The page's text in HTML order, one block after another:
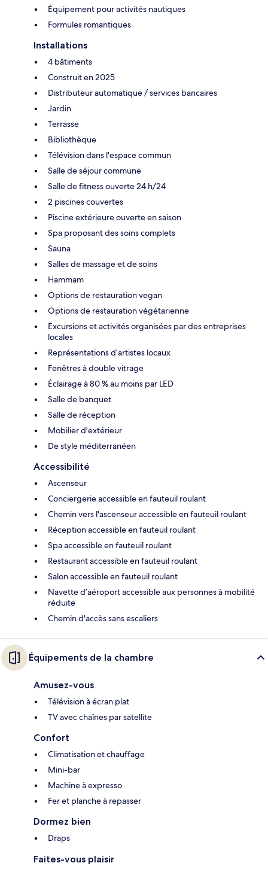
Équipement pour activités nautiques
Formules romantiques
Installations
4 bâtiments
Construit en 2025
Distributeur automatique / services bancaires
Jardin
Terrasse
Bibliothèque
Télévision dans l'espace commun
Salle de séjour commune
Salle de fitness ouverte 24 h/24
2 piscines couvertes
Piscine extérieure ouverte en saison
Spa proposant des soins complets
Sauna
Salles de massage et de soins
Hammam
Options de restauration vegan
Options de restauration végétarienne
Excursions et activités organisées par des entreprises
locales
Représentations d’artistes locaux
Fenêtres à double vitrage
Éclairage à 80 % au moins par LED
Salle de banquet
Salle de réception
Mobilier d'extérieur
De style méditerranéen
Accessibilité
Ascenseur
Conciergerie accessible en fauteuil roulant
Chemin vers l'ascenseur accessible en fauteuil roulant
Réception accessible en fauteuil roulant
Spa accessible en fauteuil roulant
Restaurant accessible en fauteuil roulant
Salon accessible en fauteuil roulant
Navette d’aéroport accessible aux personnes à mobilité
réduite
Chemin d'accès sans escaliers
Équipements de la chambre
Amusez-vous
Télévision à écran plat
TV avec chaînes par satellite
Confort
Climatisation et chauffage
Mini-bar
Machine à expresso
Fer et planche à repasser
Dormez bien
Draps
Faites-vous plaisir